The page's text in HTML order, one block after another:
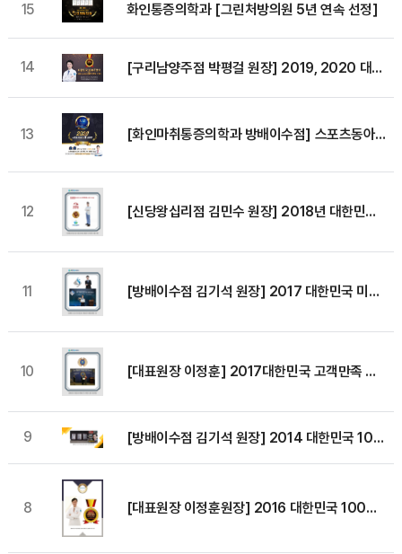
15 화인통증의학과 [그린처방의원 5년 연속 선정]
14 [구리남양주점 박평걸 원장] 2019, 2020 대한민국 100대 명의 선정
13 [화인마취통증의학과 방배이수점] 스포츠동아 2020 신뢰만족도 1위 브랜드 대상
12 [신당왕십리점 김민수 원장] 2018년 대한민국 고객만족 브랜드 대상
11 [방배이수점 김기석 원장] 2017 대한민국 미래경영대상 수상
10 [대표원장 이정훈] 2017대한민국 고객만족 브랜드 경영대상
9 [방배이수점 김기석 원장] 2014 대한민국 100대 명의 선정
8 [대표원장 이정훈원장] 2016 대한민국 100대 명의 선정